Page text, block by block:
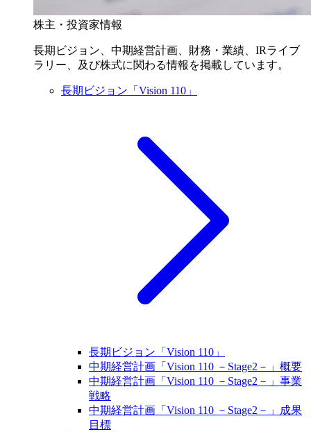
株主・投資家情報
長期ビジョン、中期経営計画、財務・業績、IRライブ
ラリー、及び株式に関わる情報を掲載しています。
長期ビジョン「Vision 110」
長期ビジョン「Vision 110」
中期経営計画「Vision 110 －Stage2－」概要
中期経営計画「Vision 110 －Stage2－」事業
戦略
中期経営計画「Vision 110 －Stage2－」成果
目標